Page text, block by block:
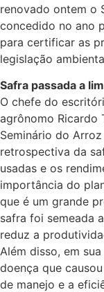
renovado ontem o
concedido no ano
para certificar as
legislação
Safra passada a
O chefe do
agrônomo Ricardo
Seminário do
retrospectiva da
usadas e os
importância do
que é um grande
safra foi semeada
reduz a
Além disso, em
doença que
de manejo e a